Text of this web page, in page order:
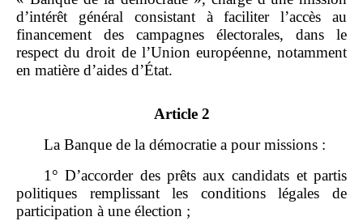
d’intérêt général consistant à faciliter l’accès au
financement des campagnes électorales, dans le
respect du droit de l’Union européenne, notamment
en matière d’aides d’État.
Article 2
La Banque de la démocratie a pour missions :
1° D’accorder des prêts aux candidats et partis
politiques remplissant les conditions légales de
participation à une élection ;